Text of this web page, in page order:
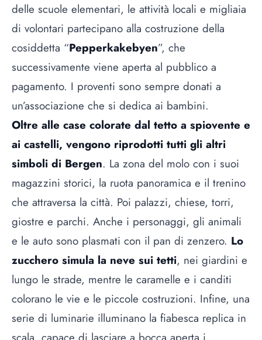
delle scuole elementari, le attività locali e migliaia
di volontari partecipano alla costruzione della
cosiddetta “Pepperkakebyen”, che
successivamente viene aperta al pubblico a
pagamento. I proventi sono sempre donati a
un’associazione che si dedica ai bambini.
Oltre alle case colorate dal tetto a spiovente e
ai castelli, vengono riprodotti tutti gli altri
simboli di Bergen. La zona del molo con i suoi
magazzini storici, la ruota panoramica e il trenino
che attraversa la città. Poi palazzi, chiese, torri,
giostre e parchi. Anche i personaggi, gli animali
e le auto sono plasmati con il pan di zenzero. Lo
zucchero simula la neve sui tetti, nei giardini e
lungo le strade, mentre le caramelle e i canditi
colorano le vie e le piccole costruzioni. Infine, una
serie di luminarie illuminano la fiabesca replica in